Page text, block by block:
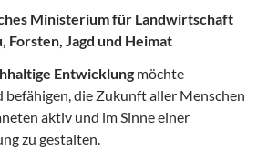
Ministerium für Landwirtschaft
Forsten, Jagd und Heimat
Entwicklung möchte
befähigen, die Zukunft aller Menschen
aktiv und im Sinne einer
zu gestalten.